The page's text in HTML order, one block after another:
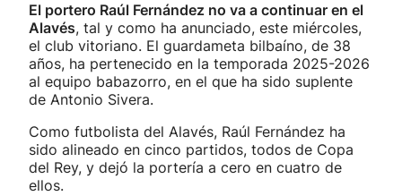
El portero Raúl Fernández no va a continuar en el
Alavés, tal y como ha anunciado, este miércoles,
el club vitoriano. El guardameta bilbaíno, de 38
años, ha pertenecido en la temporada 2025-2026
al equipo babazorro, en el que ha sido suplente
de Antonio Sivera.
Como futbolista del Alavés, Raúl Fernández ha
sido alineado en cinco partidos, todos de Copa
del Rey, y dejó la portería a cero en cuatro de
ellos.